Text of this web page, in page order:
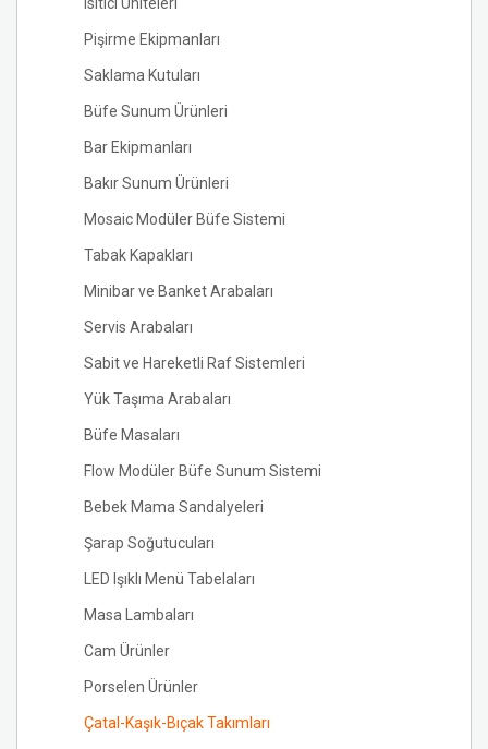
Isıtıcı Üniteleri
Pişirme Ekipmanları
Saklama Kutuları
Büfe Sunum Ürünleri
Bar Ekipmanları
Bakır Sunum Ürünleri
Mosaic Modüler Büfe Sistemi
Tabak Kapakları
Minibar ve Banket Arabaları
Servis Arabaları
Sabit ve Hareketli Raf Sistemleri
Yük Taşıma Arabaları
Büfe Masaları
Flow Modüler Büfe Sunum Sistemi
Bebek Mama Sandalyeleri
Şarap Soğutucuları
LED Işıklı Menü Tabelaları
Masa Lambaları
Cam Ürünler
Porselen Ürünler
Çatal-Kaşık-Bıçak Takımları